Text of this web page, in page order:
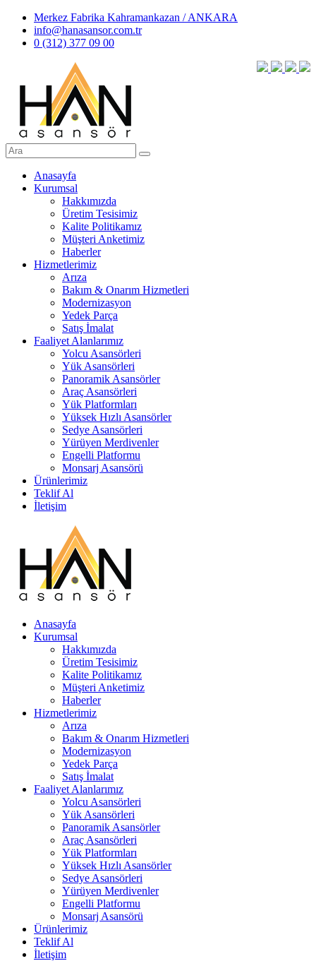
Merkez Fabrika Kahramankazan / ANKARA
info@hanasansor.com.tr
0 (312) 377 09 00
Anasayfa
Kurumsal
Hakkımızda
Üretim Tesisimiz
Kalite Politikamız
Müşteri Anketimiz
Haberler
Hizmetlerimiz
Arıza
Bakım & Onarım Hizmetleri
Modernizasyon
Yedek Parça
Satış İmalat
Faaliyet Alanlarımız
Yolcu Asansörleri
Yük Asansörleri
Panoramik Asansörler
Araç Asansörleri
Yük Platformları
Yüksek Hızlı Asansörler
Sedye Asansörleri
Yürüyen Merdivenler
Engelli Platformu
Monsarj Asansörü
Ürünlerimiz
Teklif Al
İletişim
Anasayfa
Kurumsal
Hakkımızda
Üretim Tesisimiz
Kalite Politikamız
Müşteri Anketimiz
Haberler
Hizmetlerimiz
Arıza
Bakım & Onarım Hizmetleri
Modernizasyon
Yedek Parça
Satış İmalat
Faaliyet Alanlarımız
Yolcu Asansörleri
Yük Asansörleri
Panoramik Asansörler
Araç Asansörleri
Yük Platformları
Yüksek Hızlı Asansörler
Sedye Asansörleri
Yürüyen Merdivenler
Engelli Platformu
Monsarj Asansörü
Ürünlerimiz
Teklif Al
İletişim